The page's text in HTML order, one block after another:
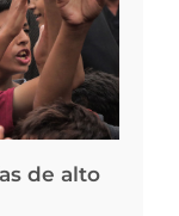
de alto